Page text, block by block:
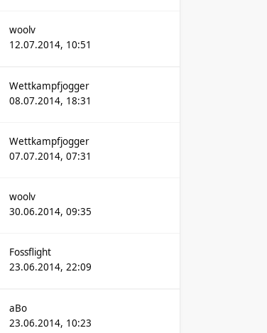
woolv
12.07.2014, 10:51
Wettkampfjogger
08.07.2014, 18:31
Wettkampfjogger
07.07.2014, 07:31
woolv
30.06.2014, 09:35
Fossflight
23.06.2014, 22:09
aBo
23.06.2014, 10:23